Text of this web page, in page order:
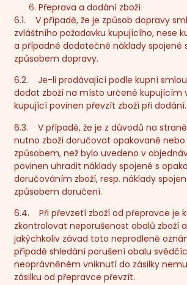
Přeprava a dodání zboží
6.1. V případě, že je způsob dopravy
zvláštního požadavku kupujícího, nese
a případné dodatečné náklady spojené
způsobem dopravy.
6.2. Je-li prodávající podle kupní
dodat zboží na místo určené kupujícím
kupující povinen převzít zboží při dodání.
6.3. V případě, že je z důvodů na
nutno zboží doručovat opakovaně
způsobem, než bylo uvedeno v
povinen uhradit náklady spojené s
doručováním zboží, resp. náklady
způsobem doručení.
6.4. Při převzetí zboží od přepravce je
zkontrolovat neporušenost obalů zboží
jakýchkoliv závad toto neprodleně
případě shledání porušení obalu
neoprávněném vniknutí do zásilky
zásilku od přepravce převzít.